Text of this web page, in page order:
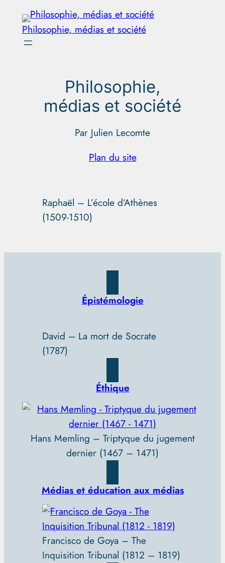
Aller
contenu
Philosophie, médias et société
Philosophie,
médias et société
Par Julien Lecomte
Plan du site
Raphaël – L’école d’Athènes
(1509-1510)
Épistémologie
David – La mort de Socrate
(1787)
Éthique
Hans Memling – Triptyque du jugement
dernier (1467 – 1471)
Médias et éducation aux médias
Francisco de Goya – The
Inquisition Tribunal (1812 – 1819)